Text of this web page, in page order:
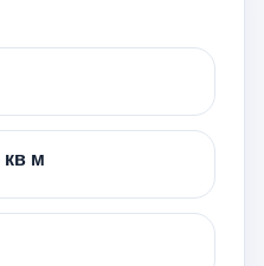
кв м